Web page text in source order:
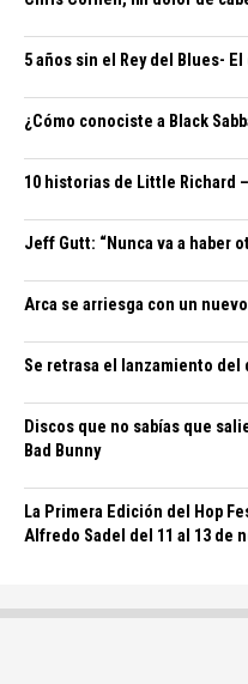
5 años sin el Rey del Blues-
¿Cómo conociste a Black
10 historias de Little Richard
Jeff Gutt: “Nunca va a haber
Arca se arriesga con un
Se retrasa el lanzamiento del
Discos que no sabías que
Bad Bunny
La Primera Edición del Hop
Alfredo Sadel del 11 al 13 de